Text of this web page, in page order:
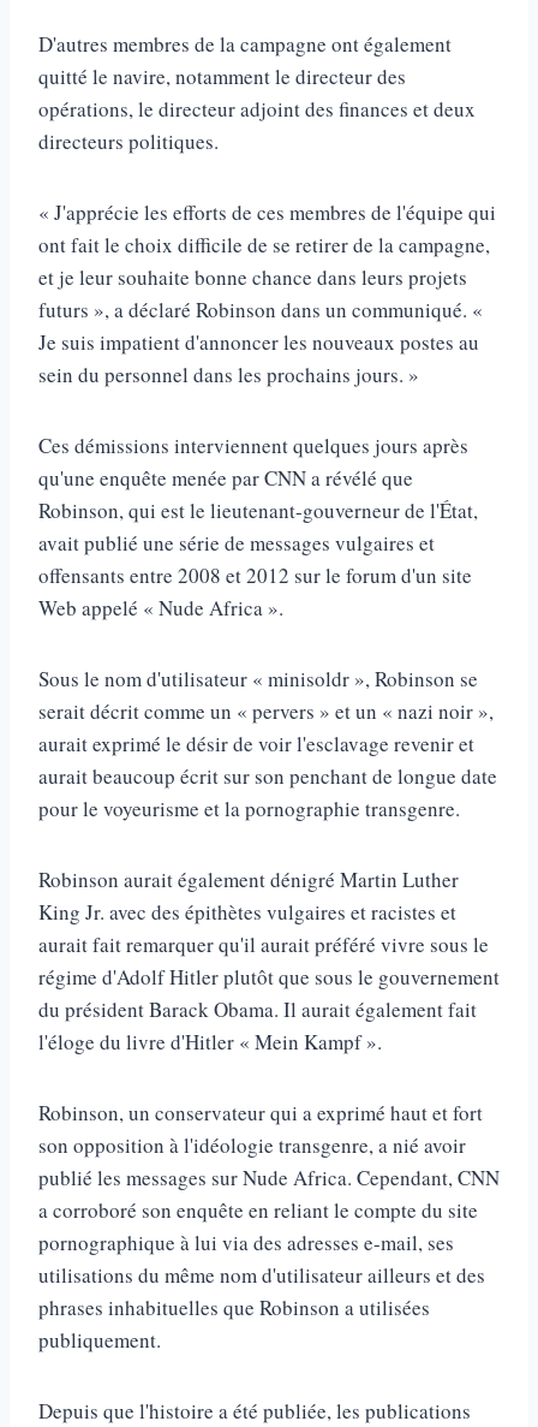
D'autres membres de la campagne ont également
quitté le navire, notamment le directeur des
opérations, le directeur adjoint des finances et deux
directeurs politiques.
« J'apprécie les efforts de ces membres de l'équipe qui
ont fait le choix difficile de se retirer de la campagne,
et je leur souhaite bonne chance dans leurs projets
futurs », a déclaré Robinson dans un communiqué. «
Je suis impatient d'annoncer les nouveaux postes au
sein du personnel dans les prochains jours. »
Ces démissions interviennent quelques jours après
qu'une enquête menée par CNN a révélé que
Robinson, qui est le lieutenant-gouverneur de l'État,
avait publié une série de messages vulgaires et
offensants entre 2008 et 2012 sur le forum d'un site
Web appelé « Nude Africa ».
Sous le nom d'utilisateur « minisoldr », Robinson se
serait décrit comme un « pervers » et un « nazi noir »,
aurait exprimé le désir de voir l'esclavage revenir et
aurait beaucoup écrit sur son penchant de longue date
pour le voyeurisme et la pornographie transgenre.
Robinson aurait également dénigré Martin Luther
King Jr. avec des épithètes vulgaires et racistes et
aurait fait remarquer qu'il aurait préféré vivre sous le
régime d'Adolf Hitler plutôt que sous le gouvernement
du président Barack Obama. Il aurait également fait
l'éloge du livre d'Hitler « Mein Kampf ».
Robinson, un conservateur qui a exprimé haut et fort
son opposition à l'idéologie transgenre, a nié avoir
publié les messages sur Nude Africa. Cependant, CNN
a corroboré son enquête en reliant le compte du site
pornographique à lui via des adresses e-mail, ses
utilisations du même nom d'utilisateur ailleurs et des
phrases inhabituelles que Robinson a utilisées
publiquement.
Depuis que l'histoire a été publiée, les publications